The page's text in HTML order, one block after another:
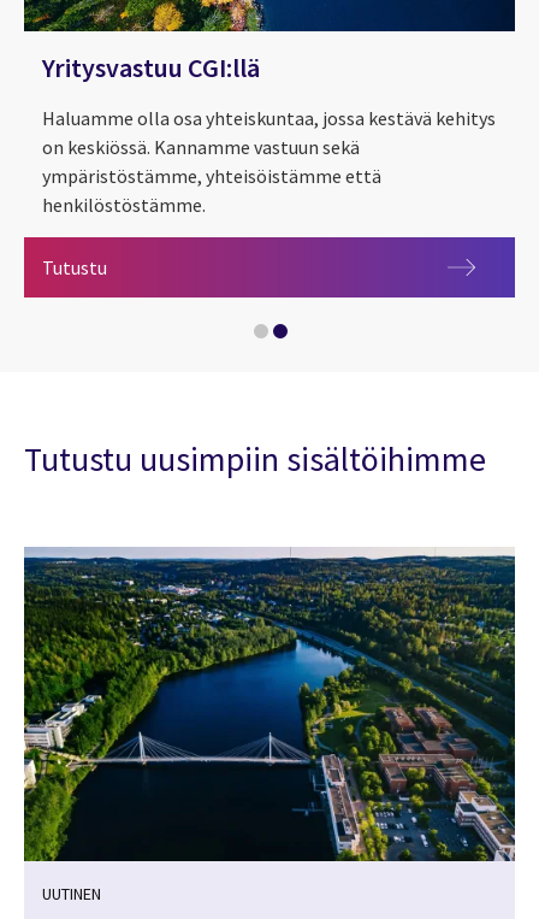
CGI 2022 ESG-raportti
Yritysvastuu CGI:llä
Haluamme olla osa yhteiskuntaa, jossa kestävä kehitys
on keskiössä. Kannamme vastuun sekä
ympäristöstämme, yhteisöistämme että
henkilöstöstämme.
Tutustu
Tutustu uusimpiin sisältöihimme
UUTINEN